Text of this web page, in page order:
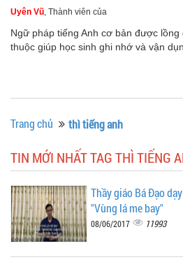
Uyên Vũ , Thành viên của
Ngữ pháp tiếng Anh cơ bản được
thuộc giúp học sinh ghi nhớ và vận
Trang chủ thì tiếng anh
TIN MỚI NHẤT TAG THÌ TIẾNG
Thầy giáo Bá Đạo
"Vùng lá me bay"
08/06/2017 11993